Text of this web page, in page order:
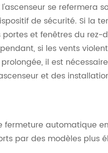
se refermera
de sécurité. Si la
et fenêtres du rez-
si les vents
il est nécessaire
et des
fermeture automatique en
par des modèles plus